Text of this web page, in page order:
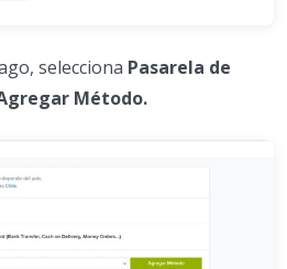
selecciona Pasarela de
Método.